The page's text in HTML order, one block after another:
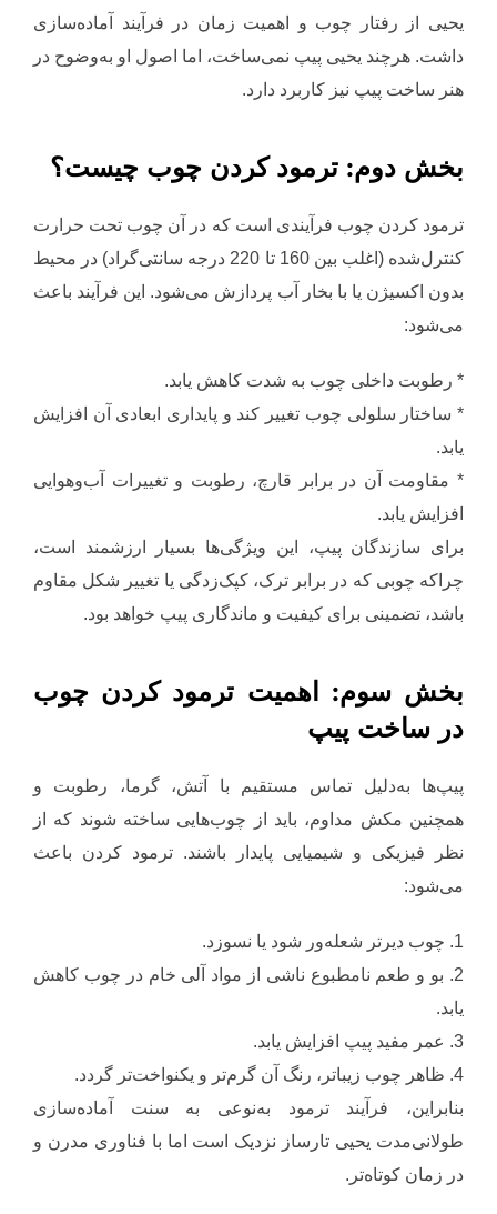
یحیی از رفتار چوب و اهمیت زمان در فرآیند آماده‌سازی
داشت. هرچند یحیی پیپ نمی‌ساخت، اما اصول او به‌وضوح در
هنر ساخت پیپ نیز کاربرد دارد.
بخش دوم: ترمود کردن چوب چیست؟
ترمود کردن چوب فرآیندی است که در آن چوب تحت حرارت
کنترل‌شده (اغلب بین 160 تا 220 درجه سانتی‌گراد) در محیط
بدون اکسیژن یا با بخار آب پردازش می‌شود. این فرآیند باعث
می‌شود:
* رطوبت داخلی چوب به شدت کاهش یابد.
* ساختار سلولی چوب تغییر کند و پایداری ابعادی آن افزایش
یابد.
* مقاومت آن در برابر قارچ، رطوبت و تغییرات آب‌وهوایی
افزایش یابد.
برای سازندگان پیپ، این ویژگی‌ها بسیار ارزشمند است،
چراکه چوبی که در برابر ترک، کپک‌زدگی یا تغییر شکل مقاوم
باشد، تضمینی برای کیفیت و ماندگاری پیپ خواهد بود.
بخش سوم: اهمیت ترمود کردن چوب
در ساخت پیپ
پیپ‌ها به‌دلیل تماس مستقیم با آتش، گرما، رطوبت و
همچنین مکش مداوم، باید از چوب‌هایی ساخته شوند که از
نظر فیزیکی و شیمیایی پایدار باشند. ترمود کردن باعث
می‌شود:
1. چوب دیرتر شعله‌ور شود یا نسوزد.
2. بو و طعم نامطبوع ناشی از مواد آلی خام در چوب کاهش
یابد.
3. عمر مفید پیپ افزایش یابد.
4. ظاهر چوب زیباتر، رنگ آن گرم‌تر و یکنواخت‌تر گردد.
بنابراین، فرآیند ترمود به‌نوعی به سنت آماده‌سازی
طولانی‌مدت یحیی تارساز نزدیک است اما با فناوری مدرن و
در زمان کوتاه‌تر.